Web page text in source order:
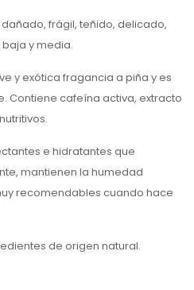
frágil, teñido, delicado,
y media.
y exótica fragancia a piña y es
Contiene cafeína activa, extracto
e hidratantes que
mantienen la humedad
recomendables cuando hace
de origen natural.